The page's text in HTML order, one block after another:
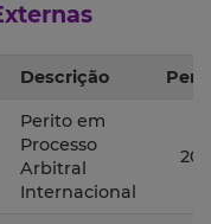
Descrição
Perito em
Processo
Arbitral
Internacional